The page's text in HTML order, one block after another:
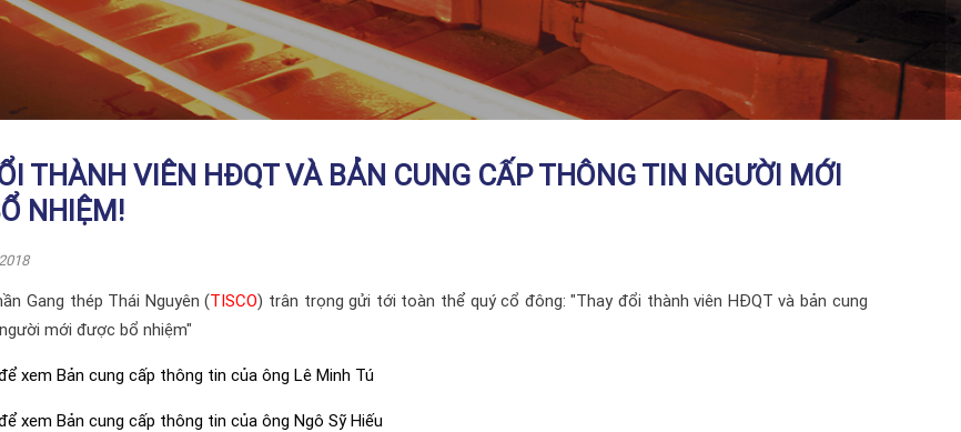
THÀNH VIÊN HĐQT VÀ BẢN CUNG CẤP THÔNG TIN NGƯỜI MỚI
NHIỆM!
Gang thép Thái Nguyên (TISCO) trân trọng gửi tới toàn thể quý cổ đông: "Thay đổi thành viên HĐQT và bản cung
mới được bổ nhiệm"
xem Bản cung cấp thông tin của ông Lê Minh Tú
xem Bản cung cấp thông tin của ông Ngô Sỹ Hiếu